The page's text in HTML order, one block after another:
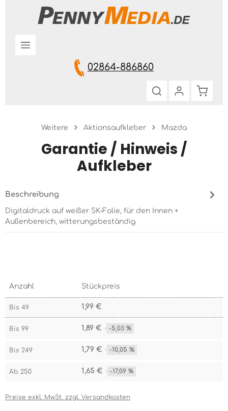
Zum Hauptinhalt springen
02864-886860
Weitere Aktionsaufkleber Mazda
Garantie / Hinweis /
Aufkleber
Beschreibung
Digitaldruck auf weißer SK-Folie, für den Innen +
Außenbereich, witterungsbeständig
Anzahl Stückpreis
Bis 49 1,99 €
Bis 99 1,89 € -5,03 %
Bis 249 1,79 € -10,05 %
Ab 250 1,65 € -17,09 %
Preise exkl. MwSt. zzgl. Versandkosten